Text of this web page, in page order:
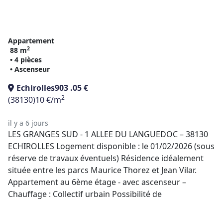
Appartement
88 m2
• 4 pièces
• Ascenseur
Echirolles903 .05 €
(38130)10 €/m2
il y a 6 jours
LES GRANGES SUD - 1 ALLEE DU LANGUEDOC – 38130
ECHIROLLES Logement disponible : le 01/02/2026 (sous
réserve de travaux éventuels) Résidence idéalement
située entre les parcs Maurice Thorez et Jean Vilar.
Appartement au 6ème étage - avec ascenseur –
Chauffage : Collectif urbain Possibilité de